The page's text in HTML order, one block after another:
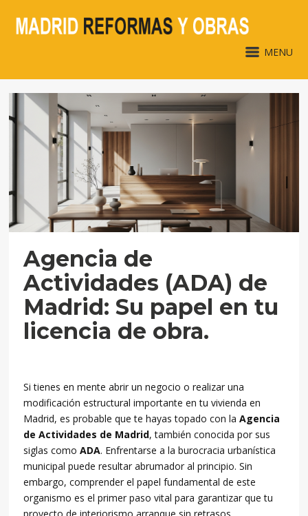
MENU
Agencia de
Actividades (ADA) de
Madrid: Su papel en tu
licencia de obra.
Si tienes en mente abrir un negocio o realizar una
modificación estructural importante en tu vivienda en
Madrid, es probable que te hayas topado con laAgencia
de Actividades de Madrid, también conocida por sus
siglas comoADA. Enfrentarse a la burocracia urbanística
municipal puede resultar abrumador al principio. Sin
embargo, comprender el papel fundamental de este
organismo es el primer paso vital para garantizar que tu